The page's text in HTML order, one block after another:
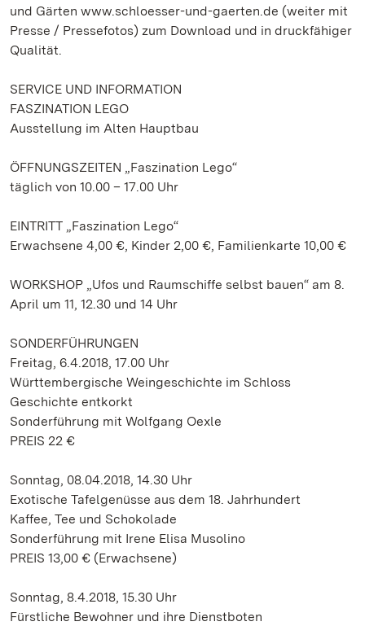
und Gärten www.schloesser-und-gaerten.de (weiter mit
Presse / Pressefotos) zum Download und in druckfähiger
Qualität.
SERVICE UND INFORMATION
FASZINATION LEGO
Ausstellung im Alten Hauptbau
ÖFFNUNGSZEITEN „Faszination Lego“
täglich von 10.00 – 17.00 Uhr
EINTRITT „Faszination Lego“
Erwachsene 4,00 €, Kinder 2,00 €, Familienkarte 10,00 €
WORKSHOP „Ufos und Raumschiffe selbst bauen“ am 8.
April um 11, 12.30 und 14 Uhr
SONDERFÜHRUNGEN
Freitag, 6.4.2018, 17.00 Uhr
Württembergische Weingeschichte im Schloss
Geschichte entkorkt
Sonderführung mit Wolfgang Oexle
PREIS 22 €
Sonntag, 08.04.2018, 14.30 Uhr
Exotische Tafelgenüsse aus dem 18. Jahrhundert
Kaffee, Tee und Schokolade
Sonderführung mit Irene Elisa Musolino
PREIS 13,00 € (Erwachsene)
Sonntag, 8.4.2018, 15.30 Uhr
Fürstliche Bewohner und ihre Dienstboten